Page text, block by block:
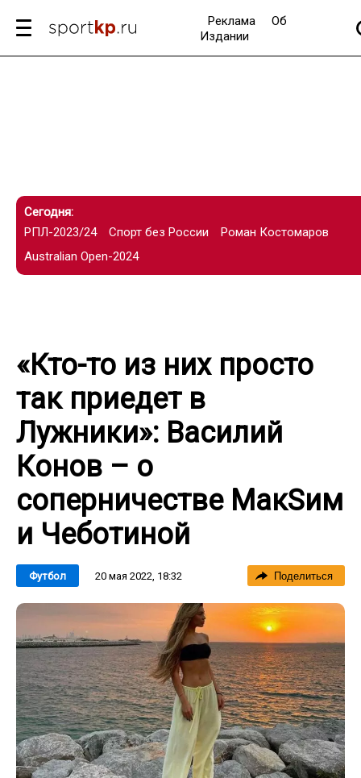
Реклама
Об
Издании
Сегодня:
РПЛ-2023/24
Спорт без России
Роман Костомаров
Australian Open-2024
«Кто-то из них просто
так приедет в
Лужники»: Василий
Конов – о
соперничестве МакSим
и Чеботиной
Футбол 20 мая 2022, 18:32 Поделиться